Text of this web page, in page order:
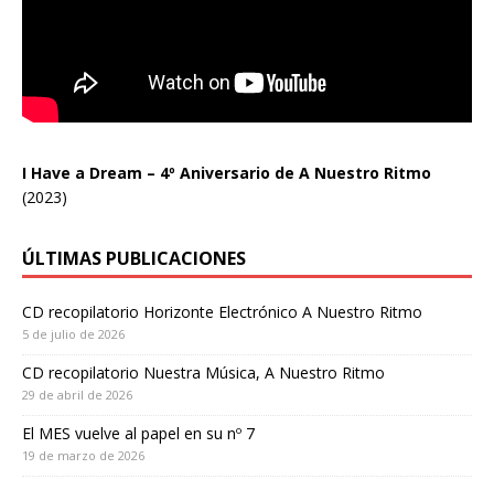
I Have a Dream – 4º Aniversario de A Nuestro Ritmo
(2023)
ÚLTIMAS PUBLICACIONES
CD recopilatorio Horizonte Electrónico A Nuestro Ritmo
5 de julio de 2026
CD recopilatorio Nuestra Música, A Nuestro Ritmo
29 de abril de 2026
El MES vuelve al papel en su nº 7
19 de marzo de 2026